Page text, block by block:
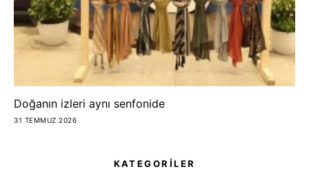
Doğanın izleri aynı senfonide
31 TEMMUZ 2026
KATEGORİLER